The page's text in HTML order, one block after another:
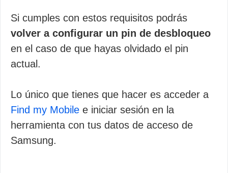
Si cumples con estos requisitos podrás
volver a configurar un pin de desbloqueo
en el caso de que hayas olvidado el pin
actual.
Lo único que tienes que hacer es acceder a
Find my Mobile e iniciar sesión en la
herramienta con tus datos de acceso de
Samsung.